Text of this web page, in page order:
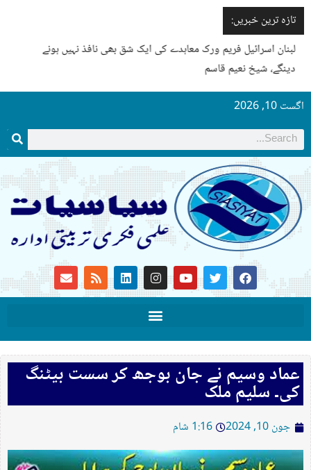
تازہ ترین خبریں:
لبنان اسرائیل فریم ورک معاہدے کی ایک شق بھی نافذ نہیں ہونے
دینگے، شیخ نعیم قاسم
اگست 10, 2026
عماد وسیم نے جان بوجھ کر سست بیٹنگ
کی۔ سلیم ملک
جون 10, 2024 1:16 شام